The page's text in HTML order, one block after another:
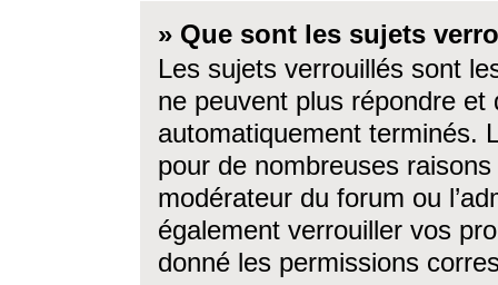
» Que sont les sujets
Les sujets verrouillés sont
ne peuvent plus répondre
automatiquement terminés.
pour de nombreuses
modérateur du forum ou
également verrouiller vos
donné les permissions